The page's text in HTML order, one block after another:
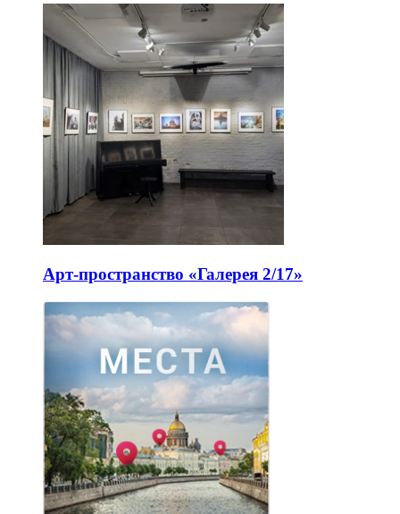
Арт-пространство «Галерея 2/17»